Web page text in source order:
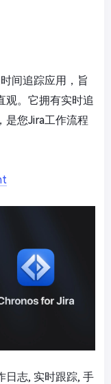
间追踪应用，旨
观。它拥有实时追
是您Jira工作流程
日志, 实时跟踪, 手